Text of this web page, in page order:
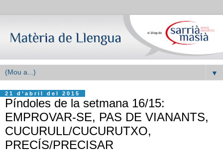
▼
21 d’abril del 2015
Píndoles de la setmana 16/15:
EMPROVAR-SE, PAS DE VIANANTS,
CUCURULL/CUCURUTXO,
PRECÍS/PRECISAR